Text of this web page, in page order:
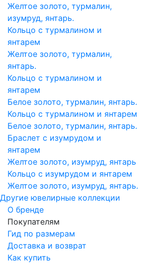
Желтое золото, турмалин,
изумруд, янтарь.
Кольцо с турмалином и
янтарем
Желтое золото, турмалин,
янтарь.
Кольцо с турмалином и
янтарем
Белое золото, турмалин, янтарь.
Кольцо с турмалином и янтарем
Белое золото, турмалин, янтарь.
Браслет с изумрудом и
янтарем
Желтое золото, изумруд, янтарь
Кольцо с изумрудом и янтарем
Желтое золото, изумруд, янтарь.
Другие ювелирные коллекции
О бренде
Покупателям
Гид по размерам
Доставка и возврат
Как купить